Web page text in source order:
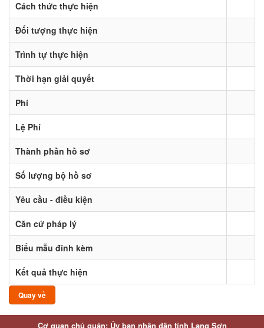
Cách thức thực hiện
Đối tượng thực hiện
Trình tự thực hiện
Thời hạn giải quyết
Phí
Lệ Phí
Thành phần hồ sơ
Số lượng bộ hồ sơ
Yêu cầu - điều kiện
Căn cứ pháp lý
Biểu mẫu đính kèm
Kết quả thực hiện
Quay về
Cơ quan chủ quản: Ủy ban nhân dân tỉnh Lạng Sơn